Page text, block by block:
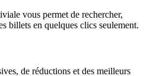
vous permet de rechercher,
billets en quelques clics seulement.
de réductions et des meilleurs